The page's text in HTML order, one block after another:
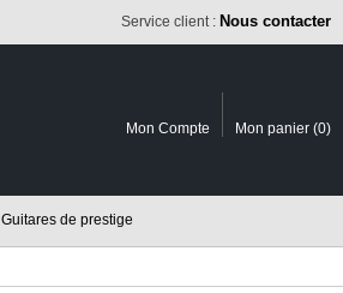
Service client : Nous contacter
Mon Compte Mon panier (0)
Guitares de prestige